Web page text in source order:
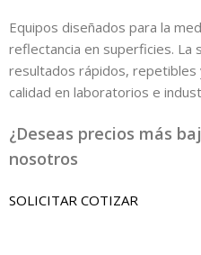
Equipos diseñados para la
reflectancia en superficies. La
resultados rápidos, repetibles
calidad en laboratorios e
¿Deseas precios más
nosotros
SOLICITAR COTIZAR